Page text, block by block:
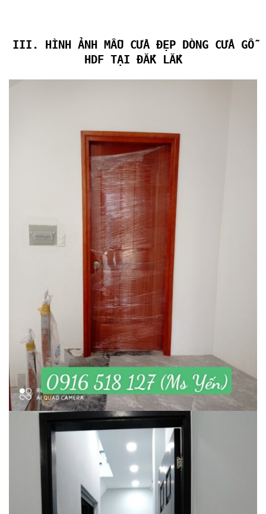
III. HÌNH ẢNH MẪU CỬA ĐẸPDÒNG CỬA GỖ
HDF TẠI ĐẮK LẮK